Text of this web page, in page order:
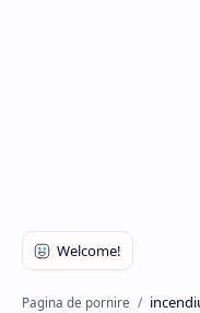
Pagina de pornire